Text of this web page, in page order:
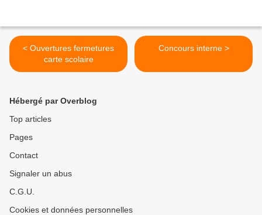
< Ouvertures fermetures
carte scolaire
Concours interne >
Hébergé par Overblog
Top articles
Pages
Contact
Signaler un abus
C.G.U.
Cookies et données personnelles